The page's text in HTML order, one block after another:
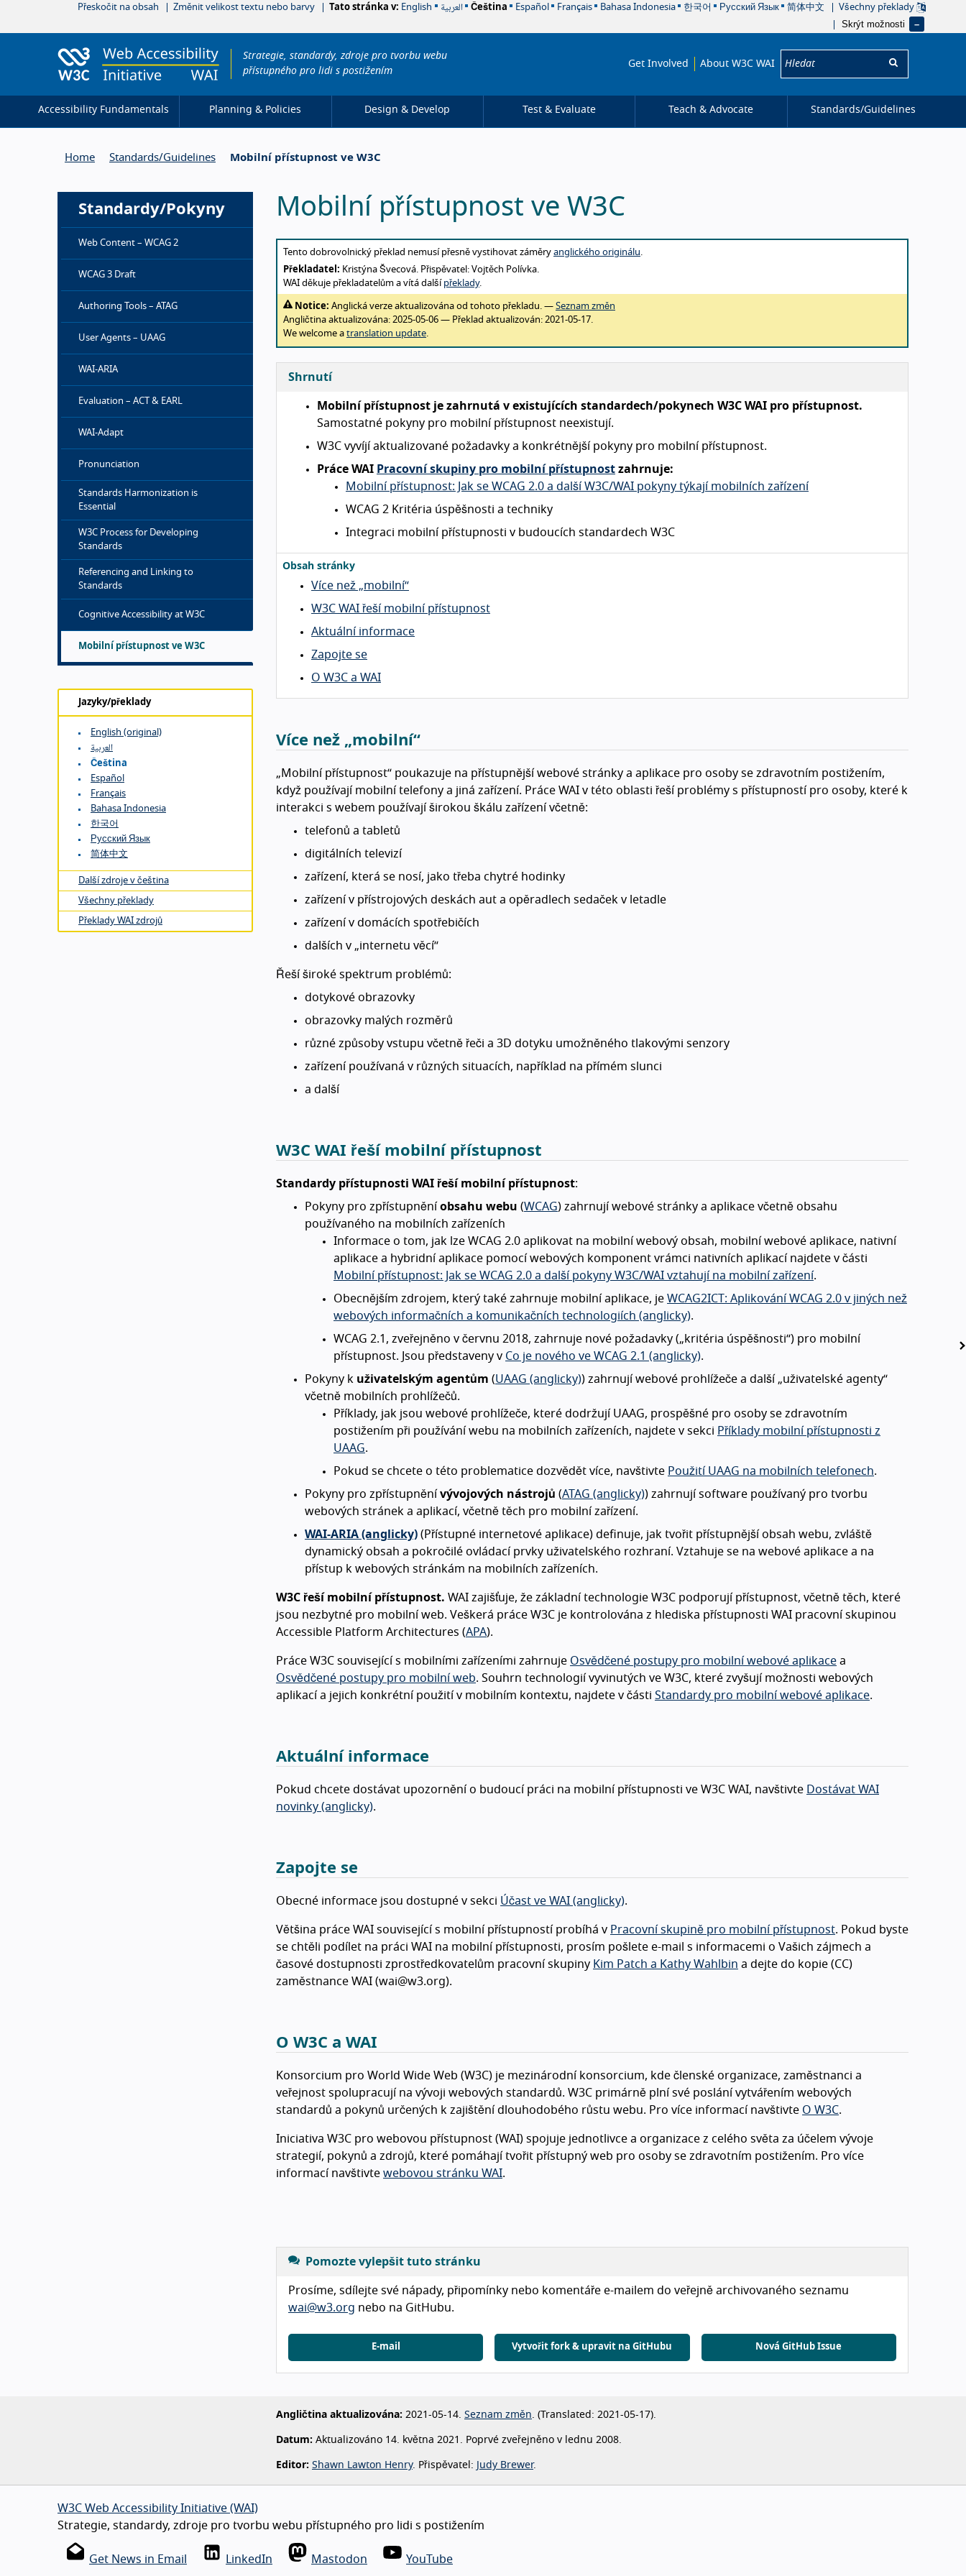
Přeskočit na obsah Změnit velikost textu nebo barvy Tato stránka v: English العربية Čeština Español Français Bahasa Indonesia 한국어 Русский Язык 简体中文 Všechny překlady
Skrýt možnosti
Strategie, standardy, zdroje pro tvorbu webu
přístupného pro lidi s postižením
Get Involved About W3C WAI
Accessibility Fundamentals Planning & Policies Design & Develop Test & Evaluate Teach & Advocate Standards/Guidelines
Home Standards/Guidelines Mobilní přístupnost ve W3C
Standardy/Pokyny
Web Content – WCAG 2
WCAG 3 Draft
Authoring Tools – ATAG
User Agents – UAAG
WAI-ARIA
Evaluation – ACT & EARL
WAI-Adapt
Pronunciation
Standards Harmonization is
Essential
W3C Process for Developing
Standards
Referencing and Linking to
Standards
Cognitive Accessibility at W3C
Mobilní přístupnost ve W3C
Jazyky/překlady
English (original)
العربية
Čeština
Español
Français
Bahasa Indonesia
한국어
Русский Язык
简体中文
Další zdroje v čeština
Všechny překlady
Překlady WAI zdrojů
Mobilní přístupnost ve W3C
About this translation
Tento dobrovolnický překlad nemusí přesně vystihovat záměry anglického originálu.
Překladatel: Kristýna Švecová. Přispěvatel: Vojtěch Polívka.
WAI děkuje překladatelům a vítá další překlady.
Notice: Anglická verze aktualizována od tohoto překladu. — Seznam změn
Angličtina aktualizována: 2025-05-06 — Překlad aktualizován: 2021-05-17.
We welcome a translation update.
Shrnutí
Mobilní přístupnost je zahrnutá v existujících standardech/pokynech W3C WAI pro přístupnost.
Samostatné pokyny pro mobilní přístupnost neexistují.
W3C vyvíjí aktualizované požadavky a konkrétnější pokyny pro mobilní přístupnost.
Práce WAI Pracovní skupiny pro mobilní přístupnost zahrnuje:
Mobilní přístupnost: Jak se WCAG 2.0 a další W3C/WAI pokyny týkají mobilních zařízení
WCAG 2 Kritéria úspěšnosti a techniky
Integraci mobilní přístupnosti v budoucích standardech W3C
Obsah stránky
Více než „mobilní“
W3C WAI řeší mobilní přístupnost
Aktuální informace
Zapojte se
O W3C a WAI
Více než „mobilní“
„Mobilní přístupnost“ poukazuje na přístupnější webové stránky a aplikace pro osoby se zdravotním postižením,
když používají mobilní telefony a jiná zařízení. Práce WAI v této oblasti řeší problémy s přístupností pro osoby, které k
interakci s webem používají širokou škálu zařízení včetně:
telefonů a tabletů
digitálních televizí
zařízení, která se nosí, jako třeba chytré hodinky
zařízení v přístrojových deskách aut a opěradlech sedaček v letadle
zařízení v domácích spotřebičích
dalších v „internetu věcí“
Řeší široké spektrum problémů:
dotykové obrazovky
obrazovky malých rozměrů
různé způsoby vstupu včetně řeči a 3D dotyku umožněného tlakovými senzory
zařízení používaná v různých situacích, například na přímém slunci
a další
W3C WAI řeší mobilní přístupnost
Standardy přístupnosti WAI řeší mobilní přístupnost:
Pokyny pro zpřístupnění obsahu webu (WCAG) zahrnují webové stránky a aplikace včetně obsahu
používaného na mobilních zařízeních
Informace o tom, jak lze WCAG 2.0 aplikovat na mobilní webový obsah, mobilní webové aplikace, nativní
aplikace a hybridní aplikace pomocí webových komponent vrámci nativních aplikací najdete v části
Mobilní přístupnost: Jak se WCAG 2.0 a další pokyny W3C/WAI vztahují na mobilní zařízení.
Obecnějším zdrojem, který také zahrnuje mobilní aplikace, je WCAG2ICT: Aplikování WCAG 2.0 v jiných než
webových informačních a komunikačních technologiích (anglicky).
WCAG 2.1, zveřejněno v červnu 2018, zahrnuje nové požadavky („kritéria úspěšnosti“) pro mobilní
přístupnost. Jsou představeny v Co je nového ve WCAG 2.1 (anglicky).
Pokyny k uživatelským agentům (UAAG (anglicky)) zahrnují webové prohlížeče a další „uživatelské agenty“
včetně mobilních prohlížečů.
Příklady, jak jsou webové prohlížeče, které dodržují UAAG, prospěšné pro osoby se zdravotním
postižením při používání webu na mobilních zařízeních, najdete v sekci Příklady mobilní přístupnosti z
UAAG.
Pokud se chcete o této problematice dozvědět více, navštivte Použití UAAG na mobilních telefonech.
Pokyny pro zpřístupnění vývojových nástrojů (ATAG (anglicky)) zahrnují software používaný pro tvorbu
webových stránek a aplikací, včetně těch pro mobilní zařízení.
WAI-ARIA (anglicky) (Přístupné internetové aplikace) definuje, jak tvořit přístupnější obsah webu, zvláště
dynamický obsah a pokročilé ovládací prvky uživatelského rozhraní. Vztahuje se na webové aplikace a na
přístup k webových stránkám na mobilních zařízeních.
W3C řeší mobilní přístupnost. WAI zajišťuje, že základní technologie W3C podporují přístupnost, včetně těch, které
jsou nezbytné pro mobilní web. Veškerá práce W3C je kontrolována z hlediska přístupnosti WAI pracovní skupinou
Accessible Platform Architectures (APA).
Práce W3C související s mobilními zařízeními zahrnuje Osvědčené postupy pro mobilní webové aplikace a
Osvědčené postupy pro mobilní web. Souhrn technologií vyvinutých ve W3C, které zvyšují možnosti webových
aplikací a jejich konkrétní použití v mobilním kontextu, najdete v části Standardy pro mobilní webové aplikace.
Aktuální informace
Pokud chcete dostávat upozornění o budoucí práci na mobilní přístupnosti ve W3C WAI, navštivte
Dostávat WAI
novinky (anglicky).
Zapojte se
Obecné informace jsou dostupné v sekci Účast ve WAI (anglicky).
Většina práce WAI související s mobilní přístupností probíhá v Pracovní skupině pro mobilní přístupnost. Pokud byste
se chtěli podílet na práci WAI na mobilní přístupnosti, prosím pošlete e-mail s informacemi o Vašich zájmech a
časové dostupnosti zprostředkovatelům pracovní skupiny Kim Patch a Kathy Wahlbin a dejte do kopie (CC)
zaměstnance WAI (wai@w3.org).
O W3C a WAI
Konsorcium pro World Wide Web (W3C) je mezinárodní konsorcium, kde členské organizace, zaměstnanci a
veřejnost spolupracují na vývoji webových standardů. W3C primárně plní své poslání vytvářením webových
standardů a pokynů určených k zajištění dlouhodobého růstu webu. Pro více informací navštivte O W3C.
Iniciativa W3C pro webovou přístupnost (WAI) spojuje jednotlivce a organizace z celého světa za účelem vývoje
strategií, pokynů a zdrojů, které pomáhají tvořit přístupný web pro osoby se zdravotním postižením. Pro více
informací navštivte webovou stránku WAI.
Pomozte vylepšit tuto stránku
Prosíme, sdílejte své nápady, připomínky nebo komentáře e-mailem do veřejně archivovaného seznamu
wai@w3.org nebo na GitHubu.
E-mail Vytvořit fork & upravit na GitHubu Nová GitHub Issue
Angličtina aktualizována: 2021-05-14. Seznam změn . (Translated: 2021-05-17).
Datum: Aktualizováno 14. května 2021. Poprvé zveřejněno v lednu 2008.
Editor: Shawn Lawton Henry. Přispěvatel: Judy Brewer.
W3C Web Accessibility Initiative (WAI)
Strategie, standardy, zdroje pro tvorbu webu přístupného pro lidi s postižením
Get News in Email LinkedIn Mastodon YouTube